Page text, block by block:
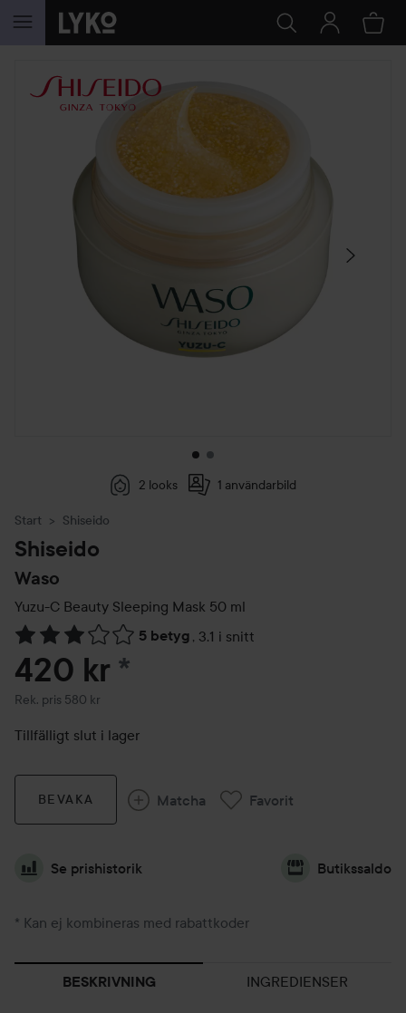
HOPPA TILL INNEHÅLLET
HOPPA ÖVER SEKTIONEN
2 looks 1 användarbild
Start Shiseido
Shiseido
Waso
Yuzu-C Beauty Sleeping Mask 50 ml
5 betyg , 3.1 i snitt
Hoppa till Betyg & kommentarer
420 kr *
Rek. pris 580 kr
Rekommenderat pris 580 kr
Tillfälligt slut i lager
BEVAKA Matcha Favorit
Se prishistorik Butikssaldo
* Kan ej kombineras med rabattkoder
BESKRIVNING INGREDIENSER